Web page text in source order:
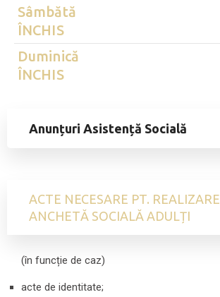
Sâmbătă
ÎNCHIS
Duminică
ÎNCHIS
Anunțuri Asistență Socială
ACTE NECESARE PT. REALIZARE
ANCHETĂ SOCIALĂ ADULȚI
(în funcție de caz)
acte de identitate;